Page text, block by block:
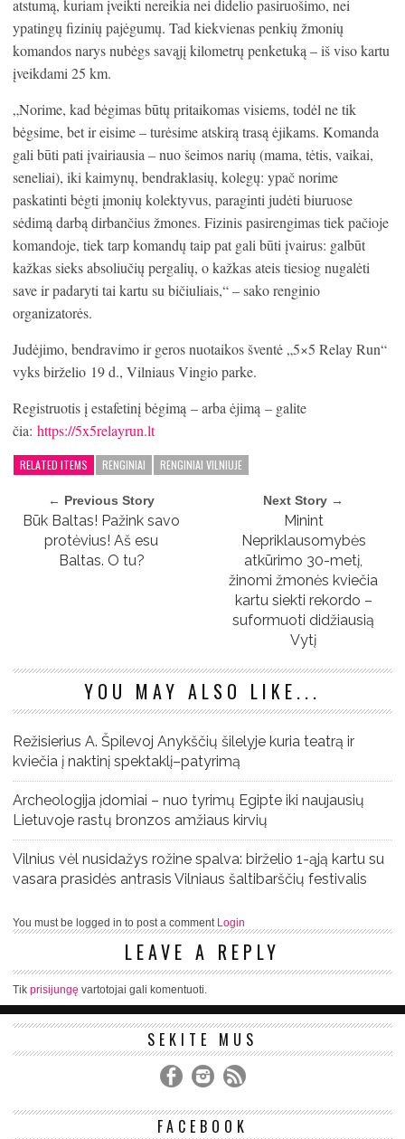
atstumą, kuriam įveikti nereikia nei didelio pasiruošimo, nei
ypatingų fizinių pajėgumų. Tad kiekvienas penkių žmonių
komandos narys nubėgs savąjį kilometrų penketuką – iš viso kartu
įveikdami 25 km.
„Norime, kad bėgimas būtų pritaikomas visiems, todėl ne tik
bėgsime, bet ir eisime – turėsime atskirą trasą ėjikams. Komanda
gali būti pati įvairiausia – nuo šeimos narių (mama, tėtis, vaikai,
seneliai), iki kaimynų, bendraklasių, kolegų: ypač norime
paskatinti bėgti įmonių kolektyvus, paraginti judėti biuruose
sėdimą darbą dirbančius žmones. Fizinis pasirengimas tiek pačioje
komandoje, tiek tarp komandų taip pat gali būti įvairus: galbūt
kažkas sieks absoliučių pergalių, o kažkas ateis tiesiog nugalėti
save ir padaryti tai kartu su bičiuliais,“ – sako renginio
organizatorės.
Judėjimo, bendravimo ir geros nuotaikos šventė „5×5 Relay Run“
vyks birželio 19 d., Vilniaus Vingio parke.
Registruotis į estafetinį bėgimą – arba ėjimą – galite
čia: https://5x5relayrun.lt
RELATED ITEMS RENGINIAI RENGINIAI VILNIUJE
← Previous Story
Būk Baltas! Pažink savo
protėvius! Aš esu
Baltas. O tu?
Next Story →
Minint
Nepriklausomybės
atkūrimo 30-metį,
žinomi žmonės kviečia
kartu siekti rekordo –
suformuoti didžiausią
Vytį
YOU MAY ALSO LIKE...
Režisierius A. Špilevoj Anykščių šilelyje kuria teatrą ir
kviečia į naktinį spektaklį–patyrimą
Archeologija įdomiai – nuo tyrimų Egipte iki naujausių
Lietuvoje rastų bronzos amžiaus kirvių
Vilnius vėl nusidažys rožine spalva: birželio 1-ąją kartu su
vasara prasidės antrasis Vilniaus šaltibarščių festivalis
You must be logged in to post a comment Login
LEAVE A REPLY
Tik prisijungę vartotojai gali komentuoti.
SEKITE MUS
FACEBOOK